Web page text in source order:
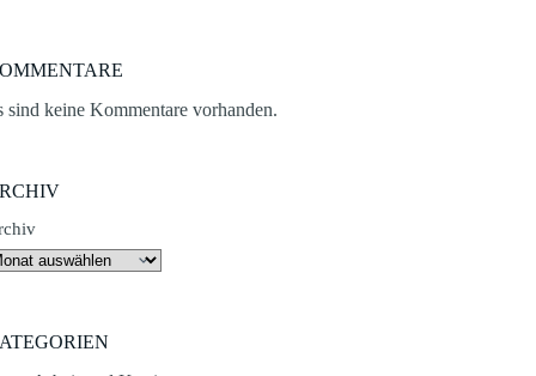
sind keine Kommentare vorhanden.